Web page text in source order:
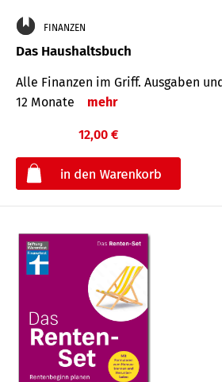
FINANZEN
Das Haushaltsbuch
Alle Finanzen im Griff. Aus­gaben
12 Monate
mehr
12,00 €